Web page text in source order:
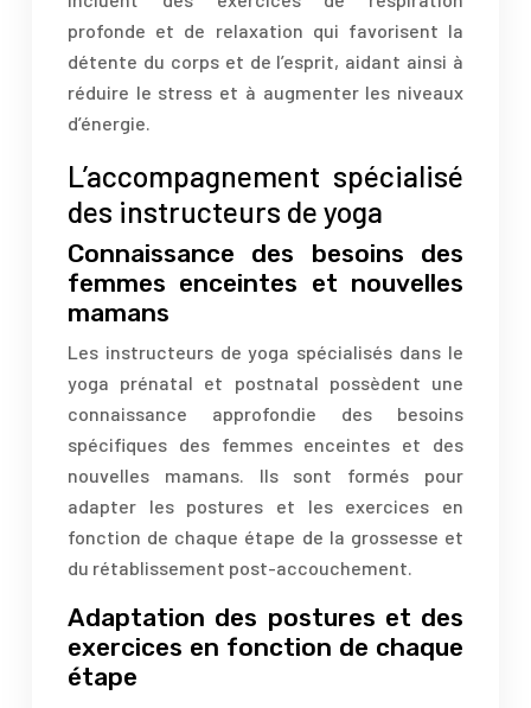
profonde et de relaxation qui favorisent la
détente du corps et de l’esprit, aidant ainsi à
réduire le stress et à augmenter les niveaux
d’énergie.
L’accompagnement spécialisé
des instructeurs de yoga
Connaissance des besoins des
femmes enceintes et nouvelles
mamans
Les instructeurs de yoga spécialisés dans le
yoga prénatal et postnatal possèdent une
connaissance approfondie des besoins
spécifiques des femmes enceintes et des
nouvelles mamans. Ils sont formés pour
adapter les postures et les exercices en
fonction de chaque étape de la grossesse et
du rétablissement post-accouchement.
Adaptation des postures et des
exercices en fonction de chaque
étape